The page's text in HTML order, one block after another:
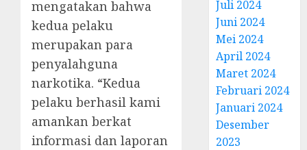
mengatakan bahwa
kedua pelaku
merupakan para
penyalahguna
narkotika. “Kedua
pelaku berhasil kami
amankan berkat
informasi dan laporan
Juli 2024
Juni 2024
Mei 2024
April 2024
Maret 2024
Februari 2024
Januari 2024
Desember
2023